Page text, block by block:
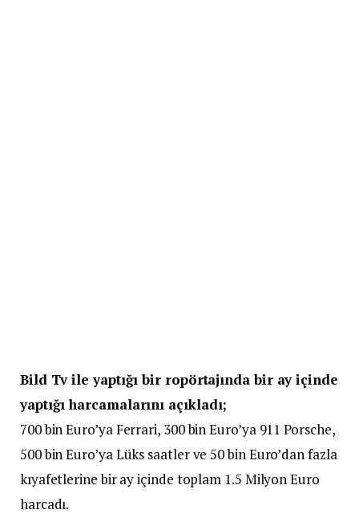
Bild Tv ile yaptığı bir ropörtajında bir ay içinde
yaptığı harcamalarını açıkladı;
700 bin Euro’ya Ferrari, 300 bin Euro’ya 911 Porsche,
500 bin Euro’ya Lüks saatler ve 50 bin Euro’dan fazla
kıyafetlerine bir ay içinde toplam 1.5 Milyon Euro
harcadı.